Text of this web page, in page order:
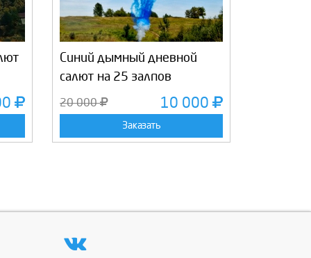
Синий дымный дневной
салют на 25 залпов
20 000 10 000
Заказать